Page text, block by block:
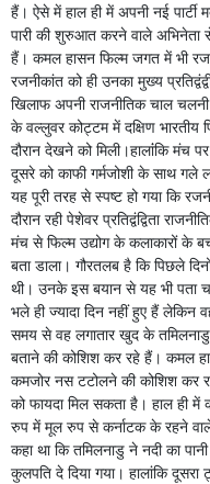
हैं। ऐसे में हाल ही में अपनी नई
पारी की शुरुआत करने वाले अभिनेता
हैं। कमल हासन फिल्म जगत में भी
रजनीकांत को ही उनका मुख्य
खिलाफ अपनी राजनीतिक चाल
के वल्लुवर कोट्टम में दक्षिण भारतीय
दौरान देखने को मिली।हालांंकि
दूसरे को काफी गर्मजोशी के साथ गले
यह पूरी तरह से स्पष्ट हो गया कि
दौरान रही पेशेवर प्रतिद्वंद्विता
मंच से फिल्म उद्योग के कलाकारों के
बता डाला। गौरतलब है कि पिछले
थी। उनके इस बयान से यह भी पता
भले ही ज्यादा दिन नहीं हुए हैं लेकिन
समय से वह लगातार खुद के तमिलनाडु
बताने की कोशिश कर रहे हैं। कमल
कमजोर नस टटोलने की कोशिश कर
को फायदा मिल सकता है। हाल ही
रुप में मूल रुप से कर्नाटक के रहने
कहा था कि तमिलनाडु ने नदी का
कुलपति दे दिया गया। हालांकि